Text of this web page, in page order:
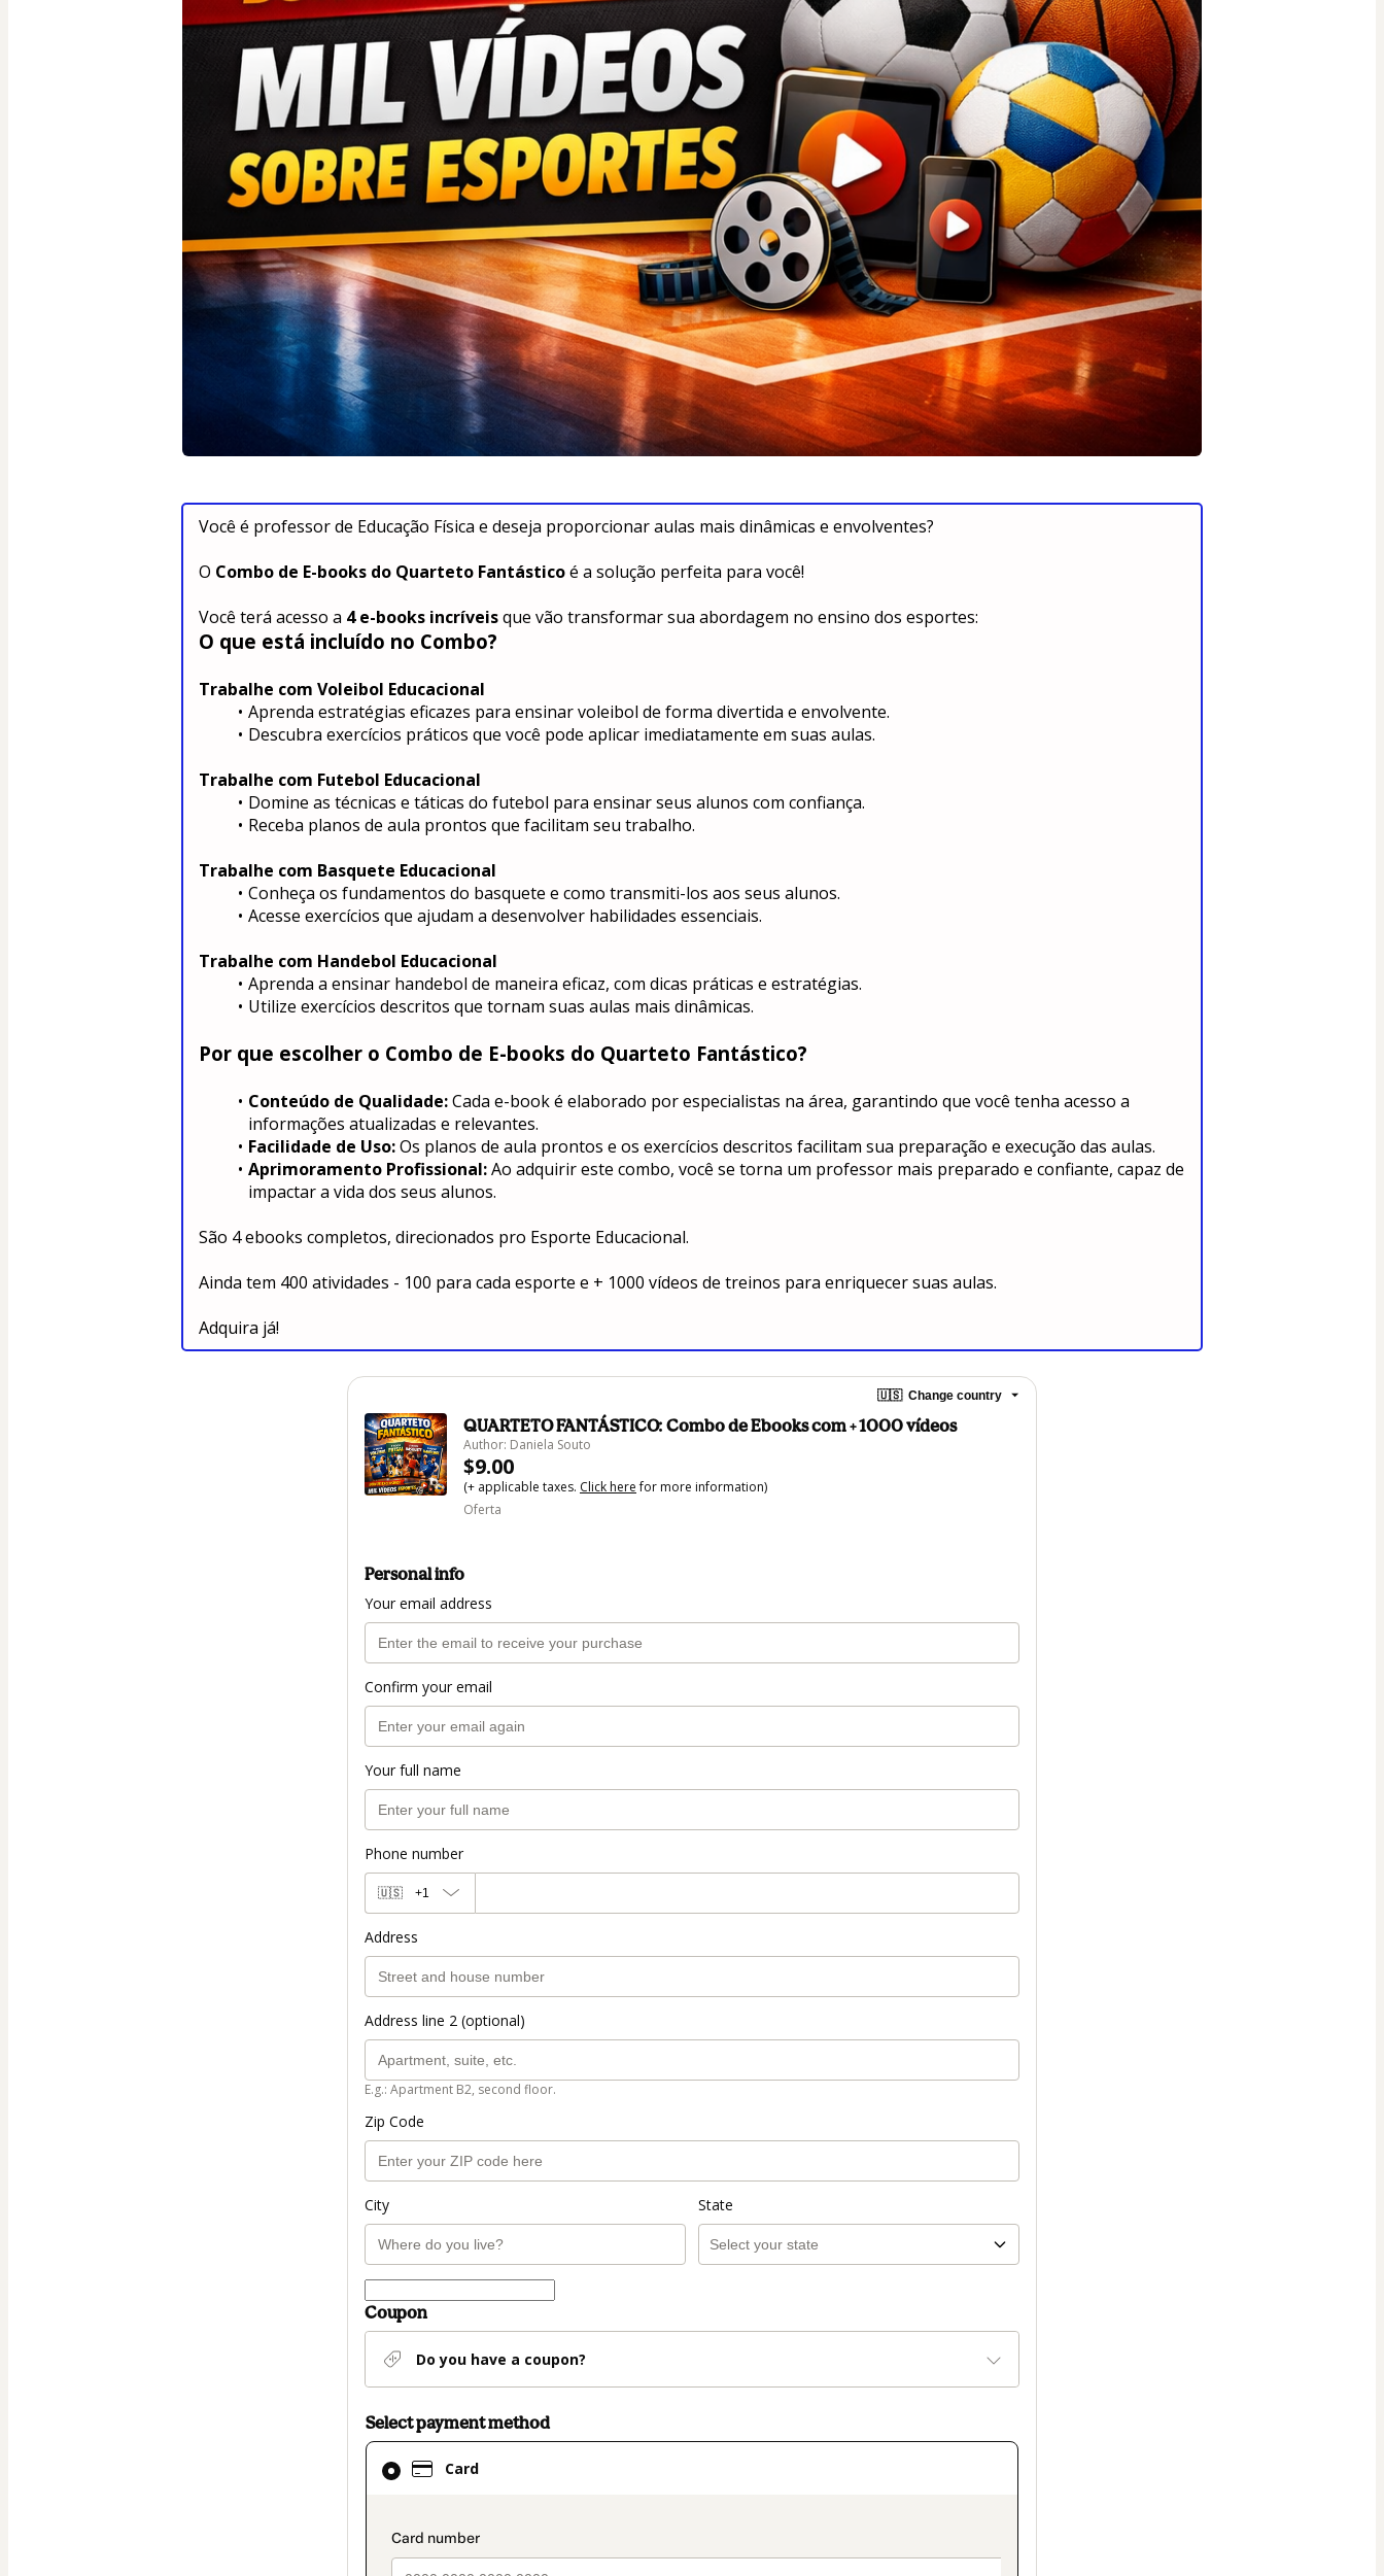
Você é professor de Educação Física e deseja proporcionar aulas mais dinâmicas e envolventes?
O Combo de E-books do Quarteto Fantástico é a solução perfeita para você!
Você terá acesso a 4 e-books incríveis que vão transformar sua abordagem no ensino dos esportes:
O que está incluído no Combo?
Trabalhe com Voleibol Educacional
Aprenda estratégias eficazes para ensinar voleibol de forma divertida e envolvente.
Descubra exercícios práticos que você pode aplicar imediatamente em suas aulas.
Trabalhe com Futebol Educacional
Domine as técnicas e táticas do futebol para ensinar seus alunos com confiança.
Receba planos de aula prontos que facilitam seu trabalho.
Trabalhe com Basquete Educacional
Conheça os fundamentos do basquete e como transmiti-los aos seus alunos.
Acesse exercícios que ajudam a desenvolver habilidades essenciais.
Trabalhe com Handebol Educacional
Aprenda a ensinar handebol de maneira eficaz, com dicas práticas e estratégias.
Utilize exercícios descritos que tornam suas aulas mais dinâmicas.
Por que escolher o Combo de E-books do Quarteto Fantástico?
Conteúdo de Qualidade: Cada e-book é elaborado por especialistas na área, garantindo que você tenha acesso a
informações atualizadas e relevantes.
Facilidade de Uso: Os planos de aula prontos e os exercícios descritos facilitam sua preparação e execução das aulas.
Aprimoramento Profissional: Ao adquirir este combo, você se torna um professor mais preparado e confiante, capaz de
impactar a vida dos seus alunos.
São 4 ebooks completos, direcionados pro Esporte Educacional.
Ainda tem 400 atividades - 100 para cada esporte e + 1000 vídeos de treinos para enriquecer suas aulas.
Adquira já!
🇺🇸 Change country
QUARTETO FANTÁSTICO: Combo de Ebooks com + 1000 vídeos
Author: Daniela Souto
$9.00
(+ applicable taxes. Click herefor more information)
Oferta
Personal info
Your email address
Confirm your email
Your full name
Phone number
🇺🇸 +1
Address
Address line 2 (optional)
E.g.: Apartment B2, second floor.
Zip Code
City State
Coupon
Do you have a coupon?
Select payment method
Card
payment_data.section_title_v2
Card
selected
method